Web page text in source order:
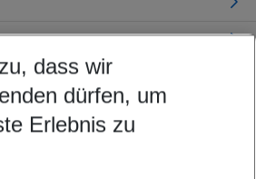
suits your best
dass wir
dürfen, um
Erlebnis zu